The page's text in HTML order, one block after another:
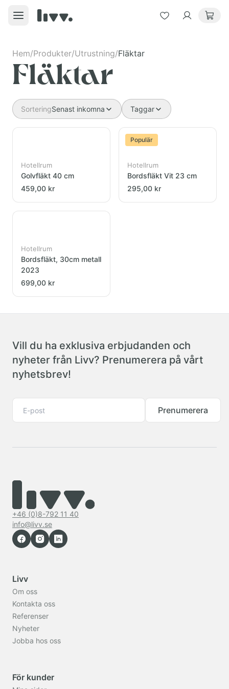
Hem/Produkter/Utrustning/Fläktar
Fläktar
SorteringSenast inkomna Taggar
Hotellrum
Golvfläkt 40 cm
459,00 kr
Populär
Hotellrum
Bordsfläkt Vit 23 cm
295,00 kr
Hotellrum
Bordsfläkt, 30cm metall
2023
699,00 kr
Vill du ha exklusiva erbjudanden och
nyheter från Livv? Prenumerera på vårt
nyhetsbrev!
Prenumerera
+46 (0)8-792 11 40
info@livv.se
Livv
Om oss
Kontakta oss
Referenser
Nyheter
Jobba hos oss
För kunder